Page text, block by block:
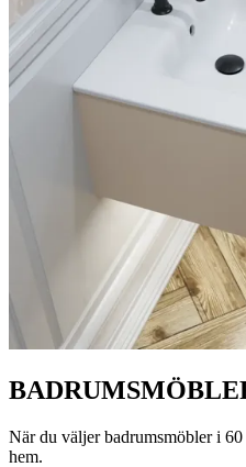
När du väljer badrumsmöbler i
hem.